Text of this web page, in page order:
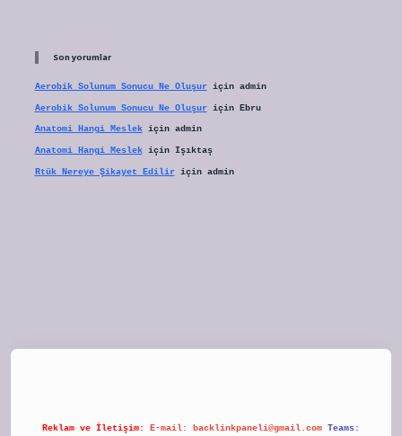
Son yorumlar
Aerobik Solunum Sonucu Ne Oluşuriçin admin
Aerobik Solunum Sonucu Ne Oluşuriçin Ebru
Anatomi Hangi Meslekiçin admin
Anatomi Hangi Meslekiçin Işıktaş
Rtük Nereye Şikayet Ediliriçin admin
Reklam ve İletişim: E-mail: backlinkpaneli@gmail.com Teams: